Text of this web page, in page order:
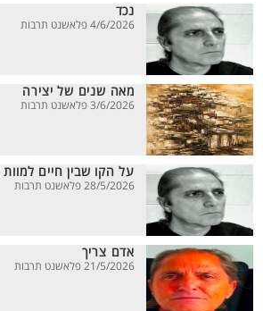
נכד
4/6/2026 פלאשנט תרבות
מאה שנים של יצירה
3/6/2026 פלאשנט תרבות
על הקו שבין חיים למוות
28/5/2026 פלאשנט תרבות
אדם צריך
21/5/2026 פלאשנט תרבות